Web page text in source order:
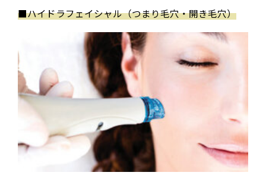
■ハイドラフェイシャル（つまり毛穴・開き毛穴）